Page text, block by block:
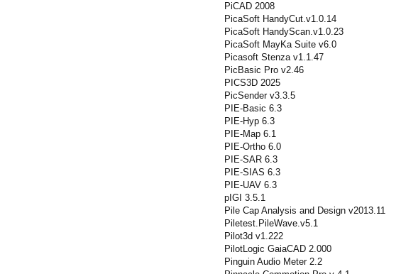
PiCAD 2008
PicaSoft HandyCut.v1.0.14
PicaSoft HandyScan.v1.0.23
PicaSoft MayKa Suite v6.0
Picasoft Stenza v1.1.47
PicBasic Pro v2.46
PICS3D 2025
PicSender v3.3.5
PIE-Basic 6.3
PIE-Hyp 6.3
PIE-Map 6.1
PIE-Ortho 6.0
PIE-SAR 6.3
PIE-SIAS 6.3
PIE-UAV 6.3
pIGI 3.5.1
Pile Cap Analysis and Design v2013.11
Piletest.PileWave.v5.1
Pilot3d v1.222
PilotLogic GaiaCAD 2.000
Pinguin Audio Meter 2.2